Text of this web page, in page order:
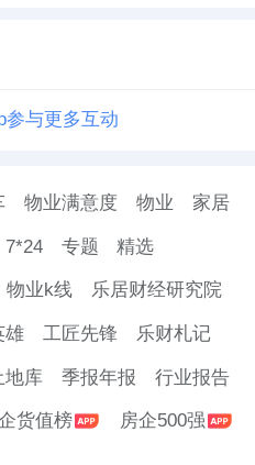
参与更多互动
物业满意度 物业 家居
7*24 专题 精选
物业k线 乐居财经研究院
雄 工匠先锋 乐财札记
地库 季报年报 行业报告
货值榜 房企500强